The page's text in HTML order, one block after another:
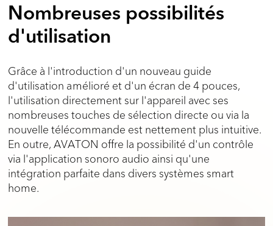
Nombreuses possibilités
d'utilisation
Grâce à l'introduction d'un nouveau guide
d'utilisation amélioré et d'un écran de 4 pouces,
l'utilisation directement sur l'appareil avec ses
nombreuses touches de sélection directe ou via la
nouvelle télécommande est nettement plus intuitive.
En outre, AVATON offre la possibilité d'un contrôle
via l'application sonoro audio ainsi qu'une
intégration parfaite dans divers systèmes smart
home.